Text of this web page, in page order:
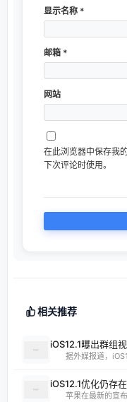
显示名称 *
邮箱 *
网站
在此浏览器中保存我
下次评论时使用。
相关推荐
iOS12.1曝出群组
据外媒报道，
iOS12.1优化仍存
苹果在最新的宣布